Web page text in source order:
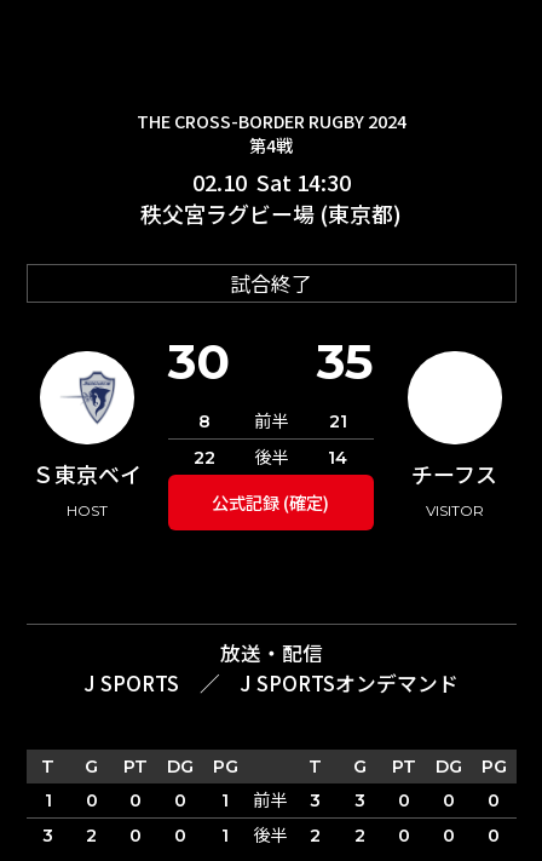
THE CROSS-BORDER RUGBY 2024
第4戦
02.10 Sat 14:30
秩父宮ラグビー場 (東京都)
試合終了
Ｓ東京ベイ
HOST
チーフス
VISITOR
30 35
8 前半
21
22
後半 14
公式記録 (確定)
放送・配信
J SPORTS
／ J SPORTSオンデマンド
T G PT DG PG T G PT DG
PG
1
0 0 0 1 前半 3 3 0 0
0
3
2 0 0 1 後半 2 2 0 0 0